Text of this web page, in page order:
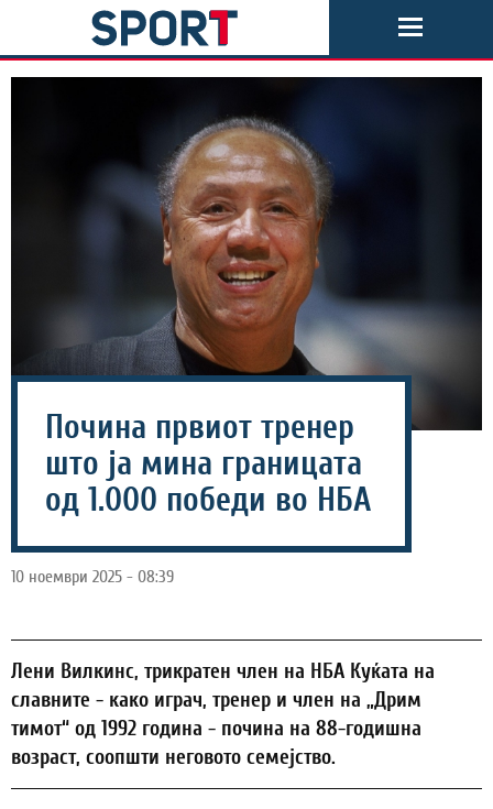
Почина првиот тренер
што ја мина границата
од 1.000 победи во НБА
10 ноември 2025 - 08:39
Лени Вилкинс, трикратен член на НБА Куќата на
славните - како играч, тренер и член на „Дрим
тимот“ од 1992 година - почина на 88-годишна
возраст, соопшти неговото семејство.